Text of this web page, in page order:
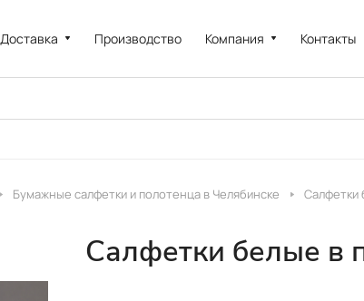
Доставка Производство Компания Контакты
Бумажные салфетки и полотенца в Челябинске Салфетки
Салфетки белые в